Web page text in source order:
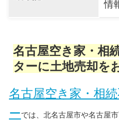
情
名古屋空き家・相
ターに土地売却を
名古屋空き家・相
ーでは、北名古屋市や名古屋